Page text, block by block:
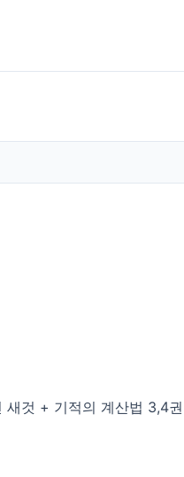
것 + 기적의 계산법 3,4